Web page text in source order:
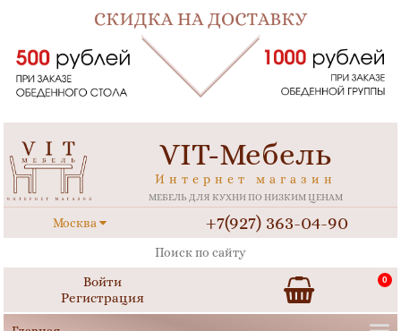
VIT-Мебель
Интернет магазин
МЕБЕЛЬ ДЛЯ КУХНИ ПО НИЗКИМ ЦЕНАМ
Москва +7(927) 363-04-90
Войти
Регистрация
0